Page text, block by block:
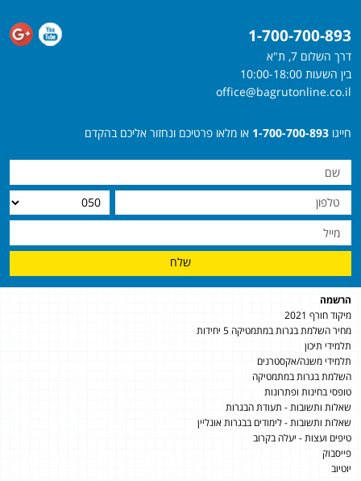
1-700-700-893
דרך השלום 7, ת"א
בין השעות 10:00-18:00
office@bagrutonline.co.il
חייגו 1-700-700-893 או מלאו פרטיכם ונחזור אליכם בהקדם
שלח
הרשמה
מיקוד חורף 2021
מחיר השלמת בגרות במתמטיקה 5 יחידות
תלמידי תיכון
תלמידי משנה/אקסטרנים
השלמת בגרות במתמטיקה
טופסי בחינות ופתרונות
שאלות ותשובות - תעודת הבגרות
שאלות ותשובות - לימודים בבגרות אונליין
טיפים ועצות - יעלה בקרוב
פייסבוק
יוטיוב